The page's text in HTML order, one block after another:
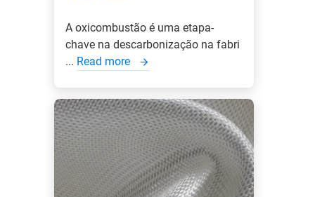
A oxicombustão é uma etapa-
chave na descarbonização na fabri
... Read more